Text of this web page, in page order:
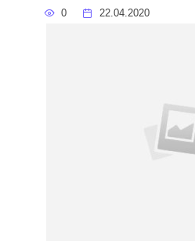
0 22.04.2020